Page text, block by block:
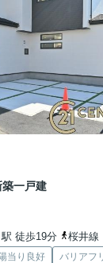
一戸建
徒歩19分
桜井線
当り良好
バリアフ